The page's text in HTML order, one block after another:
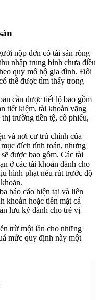
nộp đơn có tài sản ròng
nhập trung bình chưa điều
quy mô hộ gia đình. Đối
thể được tìm thấy trong
cần được tiết lộ bao gồm
tiết kiệm, tài khoản vãng
trường tiền tệ, cổ phiếu,
và nơi cư trú chính của
đích tính toán, nhưng
được bao gồm. Các tài
ở các tài khoản dành cho
hình phạt nếu rút trước độ
báo cáo hiện tại và liên
khoản hoặc tiền mặt cá
lưu ký dành cho trẻ vị
trừ một lần cho những
mức quy định này một